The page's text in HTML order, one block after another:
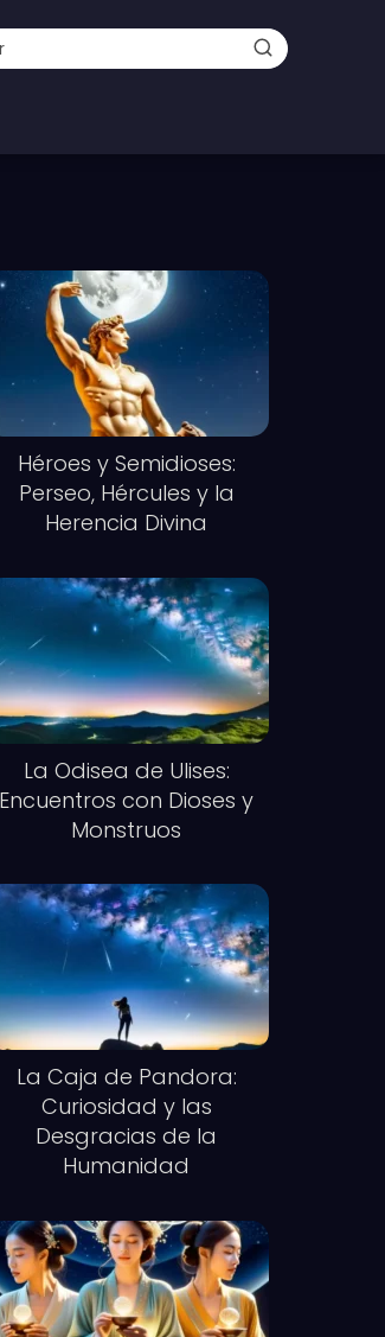
Héroes y Semidioses:
Perseo, Hércules y la
Herencia Divina
La Odisea de Ulises:
Encuentros con Dioses y
Monstruos
La Caja de Pandora:
Curiosidad y las
Desgracias de la
Humanidad